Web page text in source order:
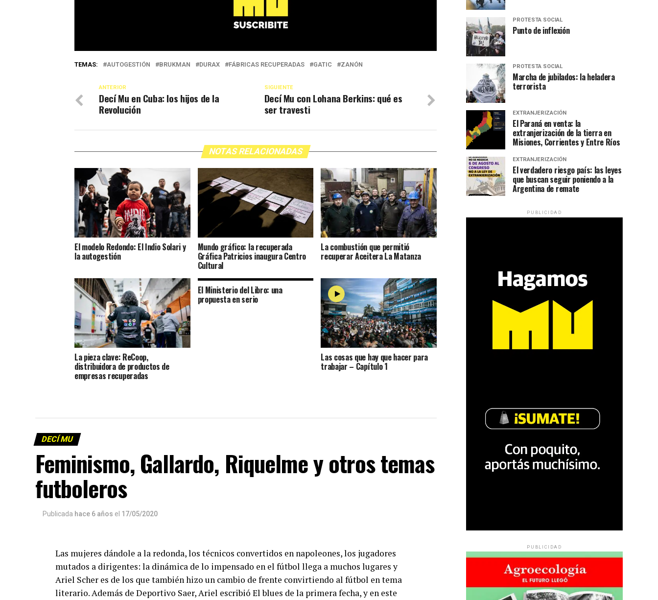
TEMAS: AUTOGESTIÓN BRUKMAN DURAX FÁBRICAS RECUPERADAS GATIC ZANÓN
SIGUIENTE
Decí Mu con Lohana Berkins: qué es
ser travesti
ANTERIOR
Decí Mu en Cuba: los hijos de la
Revolución
NOTAS RELACIONADAS
El modelo Redondo: El Indio Solari y
la autogestión
Mundo gráfico: la recuperada
Gráfica Patricios inaugura Centro
Cultural
La combustión que permitió
recuperar Aceitera La Matanza
La pieza clave: ReCoop,
distribuidora de productos de
empresas recuperadas
El Ministerio del Libro: una
propuesta en serio
Las cosas que hay que hacer para
trabajar – Capítulo 1
DECÍ MU
Feminismo, Gallardo, Riquelme y otros temas
futboleros
Publicada hace 6 años el 17/05/2020
Las mujeres dándole a la redonda, los técnicos convertidos en napoleones, los jugadores
mutados a dirigentes: la dinámica de lo impensado en el fútbol llega a muchos lugares y
Ariel Scher es de los que también hizo un cambio de frente convirtiendo al fútbol en tema
literario. Además de Deportivo Saer, Ariel escribió El blues de la primera fecha, y en este
PROTESTA SOCIAL
Punto de inflexión
PROTESTA SOCIAL
Marcha de jubilados: la heladera
terrorista
EXTRANJERIZACIÓN
El Paraná en venta: la
extranjerización de la tierra en
Misiones, Corrientes y Entre Ríos
EXTRANJERIZACIÓN
El verdadero riesgo país: las leyes
que buscan seguir poniendo a la
Argentina de remate
PUBLICIDAD
PUBLICIDAD